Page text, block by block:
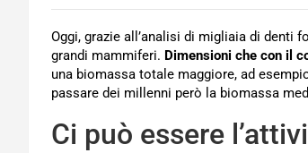
Oggi, grazie all’analisi di migliaia di
grandi mammiferi. Dimensioni che con il
una biomassa totale maggiore, ad
passare dei millenni però la biomassa
Ci può essere